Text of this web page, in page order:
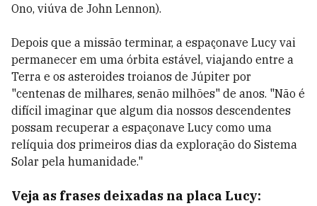
Ono, viúva de John Lennon).
Depois que a missão terminar, a espaçonave Lucy vai
permanecer em uma órbita estável, viajando entre a
Terra e os asteroides troianos de Júpiter por
"centenas de milhares, senão milhões" de anos. "Não é
difícil imaginar que algum dia nossos descendentes
possam recuperar a espaçonave Lucy como uma
relíquia dos primeiros dias da exploração do Sistema
Solar pela humanidade."
Veja as frases deixadas na placa Lucy: